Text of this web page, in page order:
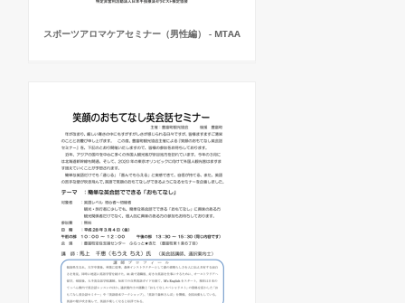
スポーツアロマケアセミナー（男性編） - MTAA